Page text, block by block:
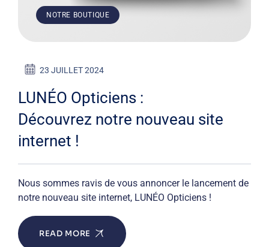
NOTRE BOUTIQUE
23 JUILLET 2024
LUNÉO Opticiens :
Découvrez notre nouveau site
internet !
Nous sommes ravis de vous annoncer le lancement de
notre nouveau site internet, LUNÉO Opticiens !
READ MORE